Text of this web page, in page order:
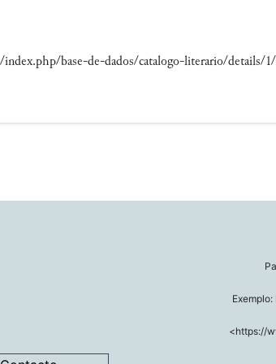
base-de-dados/catalogo-literario/details/1/
<https://